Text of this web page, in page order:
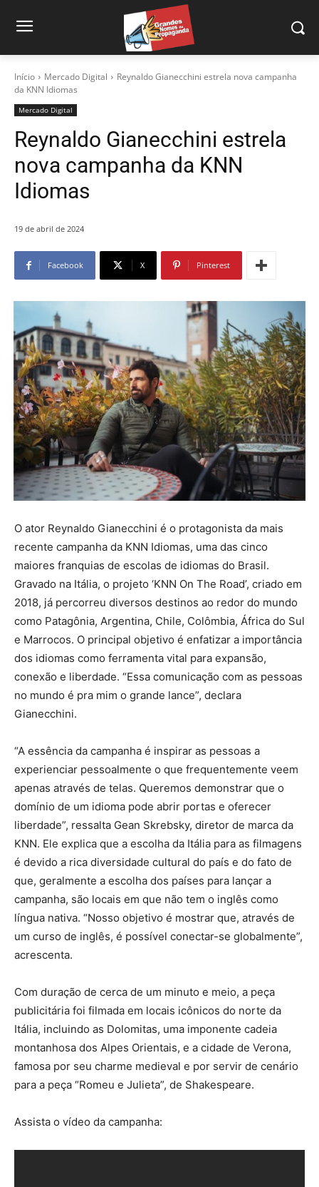
Início Mercado Digital
Reynaldo Gianecchini estrela nova campanha
da KNN Idiomas
Mercado Digital
Reynaldo Gianecchini estrela
nova campanha da KNN
Idiomas
19 de abril de 2024
Facebook X Pinterest
O ator Reynaldo Gianecchini é o protagonista da mais
recente campanha da KNN Idiomas, uma das cinco
maiores franquias de escolas de idiomas do Brasil.
Gravado na Itália, o projeto ‘KNN On The Road’, criado em
2018, já percorreu diversos destinos ao redor do mundo
como Patagônia, Argentina, Chile, Colômbia, África do Sul
e Marrocos. O principal objetivo é enfatizar a importância
dos idiomas como ferramenta vital para expansão,
conexão e liberdade. “Essa comunicação com as pessoas
no mundo é pra mim o grande lance”, declara
Gianecchini.
“A essência da campanha é inspirar as pessoas a
experienciar pessoalmente o que frequentemente veem
apenas através de telas. Queremos demonstrar que o
domínio de um idioma pode abrir portas e oferecer
liberdade”, ressalta Gean Skrebsky, diretor de marca da
KNN. Ele explica que a escolha da Itália para as filmagens
é devido a rica diversidade cultural do país e do fato de
que, geralmente a escolha dos países para lançar a
campanha, são locais em que não tem o inglês como
língua nativa. “Nosso objetivo é mostrar que, através de
um curso de inglês, é possível conectar-se globalmente”,
acrescenta.
Com duração de cerca de um minuto e meio, a peça
publicitária foi filmada em locais icônicos do norte da
Itália, incluindo as Dolomitas, uma imponente cadeia
montanhosa dos Alpes Orientais, e a cidade de Verona,
famosa por seu charme medieval e por servir de cenário
para a peça “Romeu e Julieta”, de Shakespeare.
Assista o vídeo da campanha: